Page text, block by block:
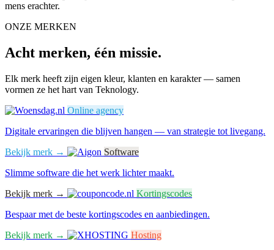
mens erachter.
ONZE MERKEN
Acht merken, één missie.
Elk merk heeft zijn eigen kleur, klanten en karakter — samen
vormen ze het hart van Teknology.
Online agency
Digitale ervaringen die blijven hangen — van strategie tot livegang.
Bekijk merk →
Software
Slimme software die het werk lichter maakt.
Bekijk merk →
Kortingscodes
Bespaar met de beste kortingscodes en aanbiedingen.
Bekijk merk →
Hosting